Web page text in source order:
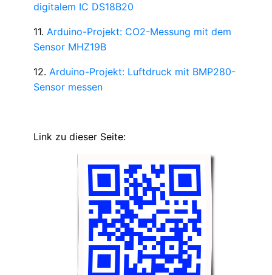
digitalem IC DS18B20
11. Arduino-Projekt: CO2-Messung mit dem
Sensor MHZ19B
12. Arduino-Projekt: Luftdruck mit BMP280-
Sensor messen
Link zu dieser Seite: